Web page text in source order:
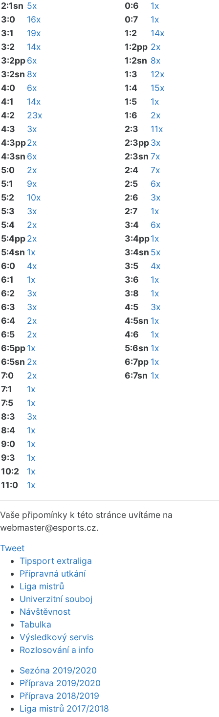
2:1sn 5x
3:0
16x
3:1
19x
3:2
14x
3:2pp6x
3:2sn 8x
4:0
6x
4:1
14x
4:2
23x
4:3
3x
4:3pp2x
4:3sn 6x
5:0
2x
5:1
9x
5:2
10x
5:3
3x
5:4
2x
5:4pp2x
5:4sn 1x
6:0
4x
6:1
1x
6:2
3x
6:3
3x
6:4
2x
6:5
2x
6:5pp1x
6:5sn 2x
7:0
2x
7:1
1x
7:5
1x
8:3
3x
8:4
1x
9:0
1x
9:3
1x
10:2
1x
11:0
1x
0:6
1x
0:7
1x
1:2
14x
1:2pp 2x
1:2sn 8x
1:3
12x
1:4
15x
1:5
1x
1:6
2x
2:3
11x
2:3pp3x
2:3sn 7x
2:4
7x
2:5
6x
2:6
3x
2:7
1x
3:4
6x
3:4pp1x
3:4sn 5x
3:5
4x
3:6
1x
3:8
1x
4:5
3x
4:5sn 1x
4:6
1x
5:6sn 1x
6:7pp 1x
6:7sn 1x
Vaše připomínky k této stránce uvítáme na
webmaster@esports.cz.
Tweet
Tipsport extraliga
Přípravná utkání
Liga mistrů
Univerzitní souboj
Návštěvnost
Tabulka
Výsledkový servis
Rozlosování a info
Sezóna 2019/2020
Příprava 2019/2020
Příprava 2018/2019
Liga mistrů 2017/2018